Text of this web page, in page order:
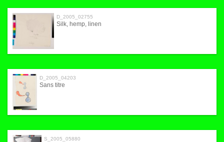
D_2005_02755
Silk, hemp, linen
D_2005_04203
Sans titre
S_2005_05880